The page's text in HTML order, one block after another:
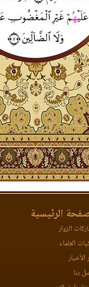
الرئيسية
الزوار
العلماء
بنا